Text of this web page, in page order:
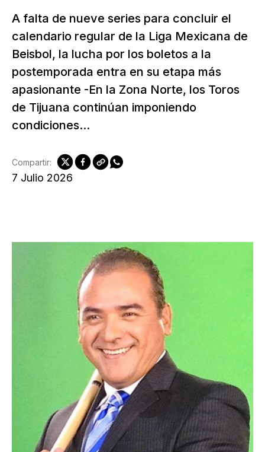
A falta de nueve series para concluir el
calendario regular de la Liga Mexicana de
Beisbol, la lucha por los boletos a la
postemporada entra en su etapa más
apasionante -En la Zona Norte, los Toros
de Tijuana continúan imponiendo
condiciones...
7 Julio 2026
Compartir: